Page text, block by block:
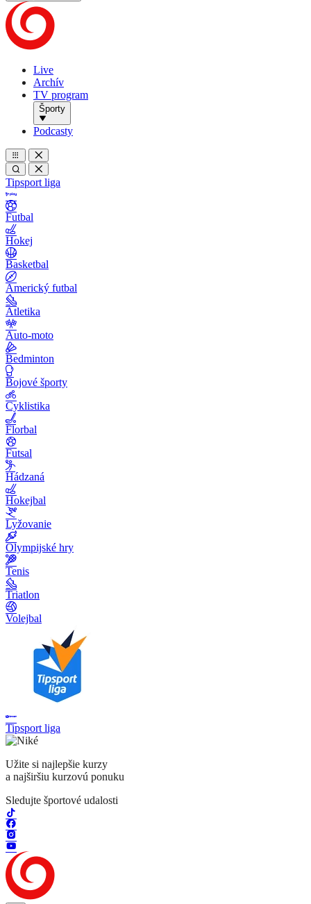
Live
Archív
TV program
Športy
Podcasty
Tipsport liga
Futbal
Hokej
Basketbal
Americký futbal
Atletika
Auto-moto
Bedminton
Bojové športy
Cyklistika
Florbal
Futsal
Hádzaná
Hokejbal
Lyžovanie
Olympijské hry
Tenis
Triatlon
Volejbal
Tipsport liga
Užite si najlepšie kurzy
a najširšiu kurzovú ponuku
Sledujte športové udalosti